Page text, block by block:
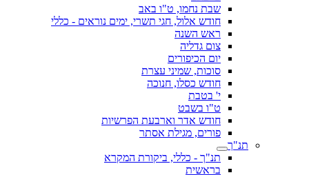
שבת נחמו, ט"ו באב
חודש אלול, חגי תשרי, ימים נוראים - כללי
ראש השנה
צום גדליה
יום הכיפורים
סוכות, שמיני עצרת
חודש כסלו, חנוכה
י' בטבת
ט"ו בשבט
חודש אדר וארבעת הפרשיות
פורים, מגילת אסתר
תנ"ך
תנ"ך - כללי, ביקורת המקרא
בראשית